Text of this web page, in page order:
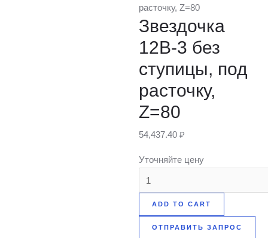
расточку, Z=80
Звездочка
12B-3 без
ступицы, под
расточку,
Z=80
54,437.40₽
Уточняйте цену
ADD TO CART
ОТПРАВИТЬ ЗАПРОС